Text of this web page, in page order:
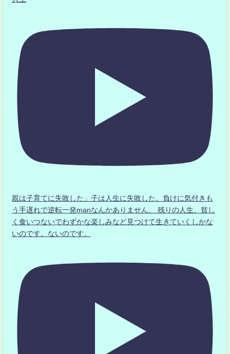
親は子育てに失敗した」子は人生に失敗した。負けに気付きも
う手遅れで逆転一発manなんかありません、 残りの人生、貧し
く食いつないでわずかな楽しみなど見つけて生きていくしかな
いのです。ないのです。